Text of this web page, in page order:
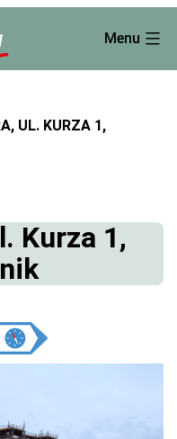
Menu
UL. KURZA 1,
Kurza 1,